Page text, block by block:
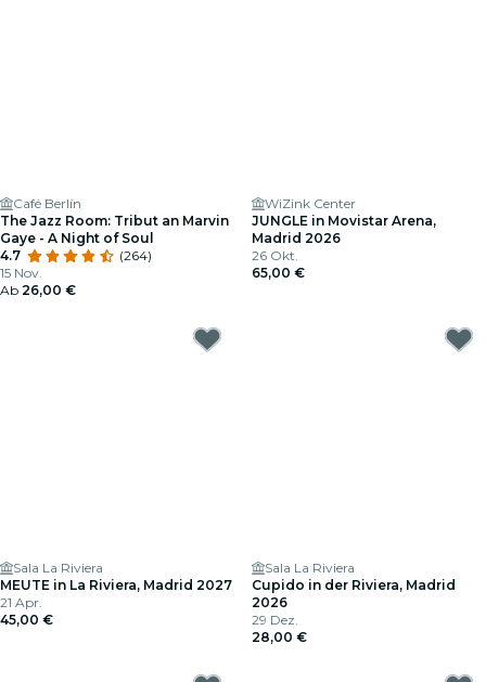
Café Berlín
The Jazz Room: Tribut an Marvin
Gaye - A Night of Soul
4.7
(264)
15 Nov.
Ab 26,00 €
WiZink Center
JUNGLE in Movistar Arena,
Madrid 2026
26 Okt.
65,00 €
Sala La Riviera
MEUTE in La Riviera, Madrid 2027
21 Apr.
45,00 €
Sala La Riviera
Cupido in der Riviera, Madrid
2026
29 Dez.
28,00 €